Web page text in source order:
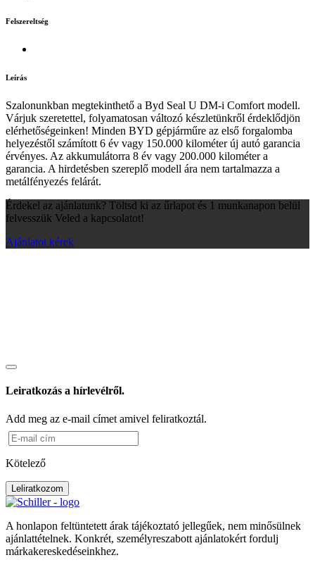
Felszereltség
Leírás
Szalonunkban megtekinthető a Byd Seal U DM-i Comfort modell.
Várjuk szeretettel, folyamatosan változó készletünkről érdeklődjön
elérhetőségeinken! Minden BYD gépjárműre az első forgalomba
helyezéstől számított 6 év vagy 150.000 kilométer új autó garancia
érvényes. Az akkumulátorra 8 év vagy 200.000 kilométer a
garancia. A hirdetésben szereplő modell ára nem tartalmazza a
metálfényezés felárát.
Érdekel az ajánlatunk? Töltsd ki az űrlapot és 1 munkanapon belül
felvesszük Veled a kapcsolatot!
Ajánlatot kérek
Leiratkozás a hírlevélről.
Add meg az e-mail címet amivel feliratkoztál.
Kötelező
Leliratkozom
A honlapon feltüntetett árak tájékoztató jellegűek, nem minősülnek
ajánlattételnek. Konkrét, személyreszabott ajánlatokért fordulj
márkakereskedéseinkhez.